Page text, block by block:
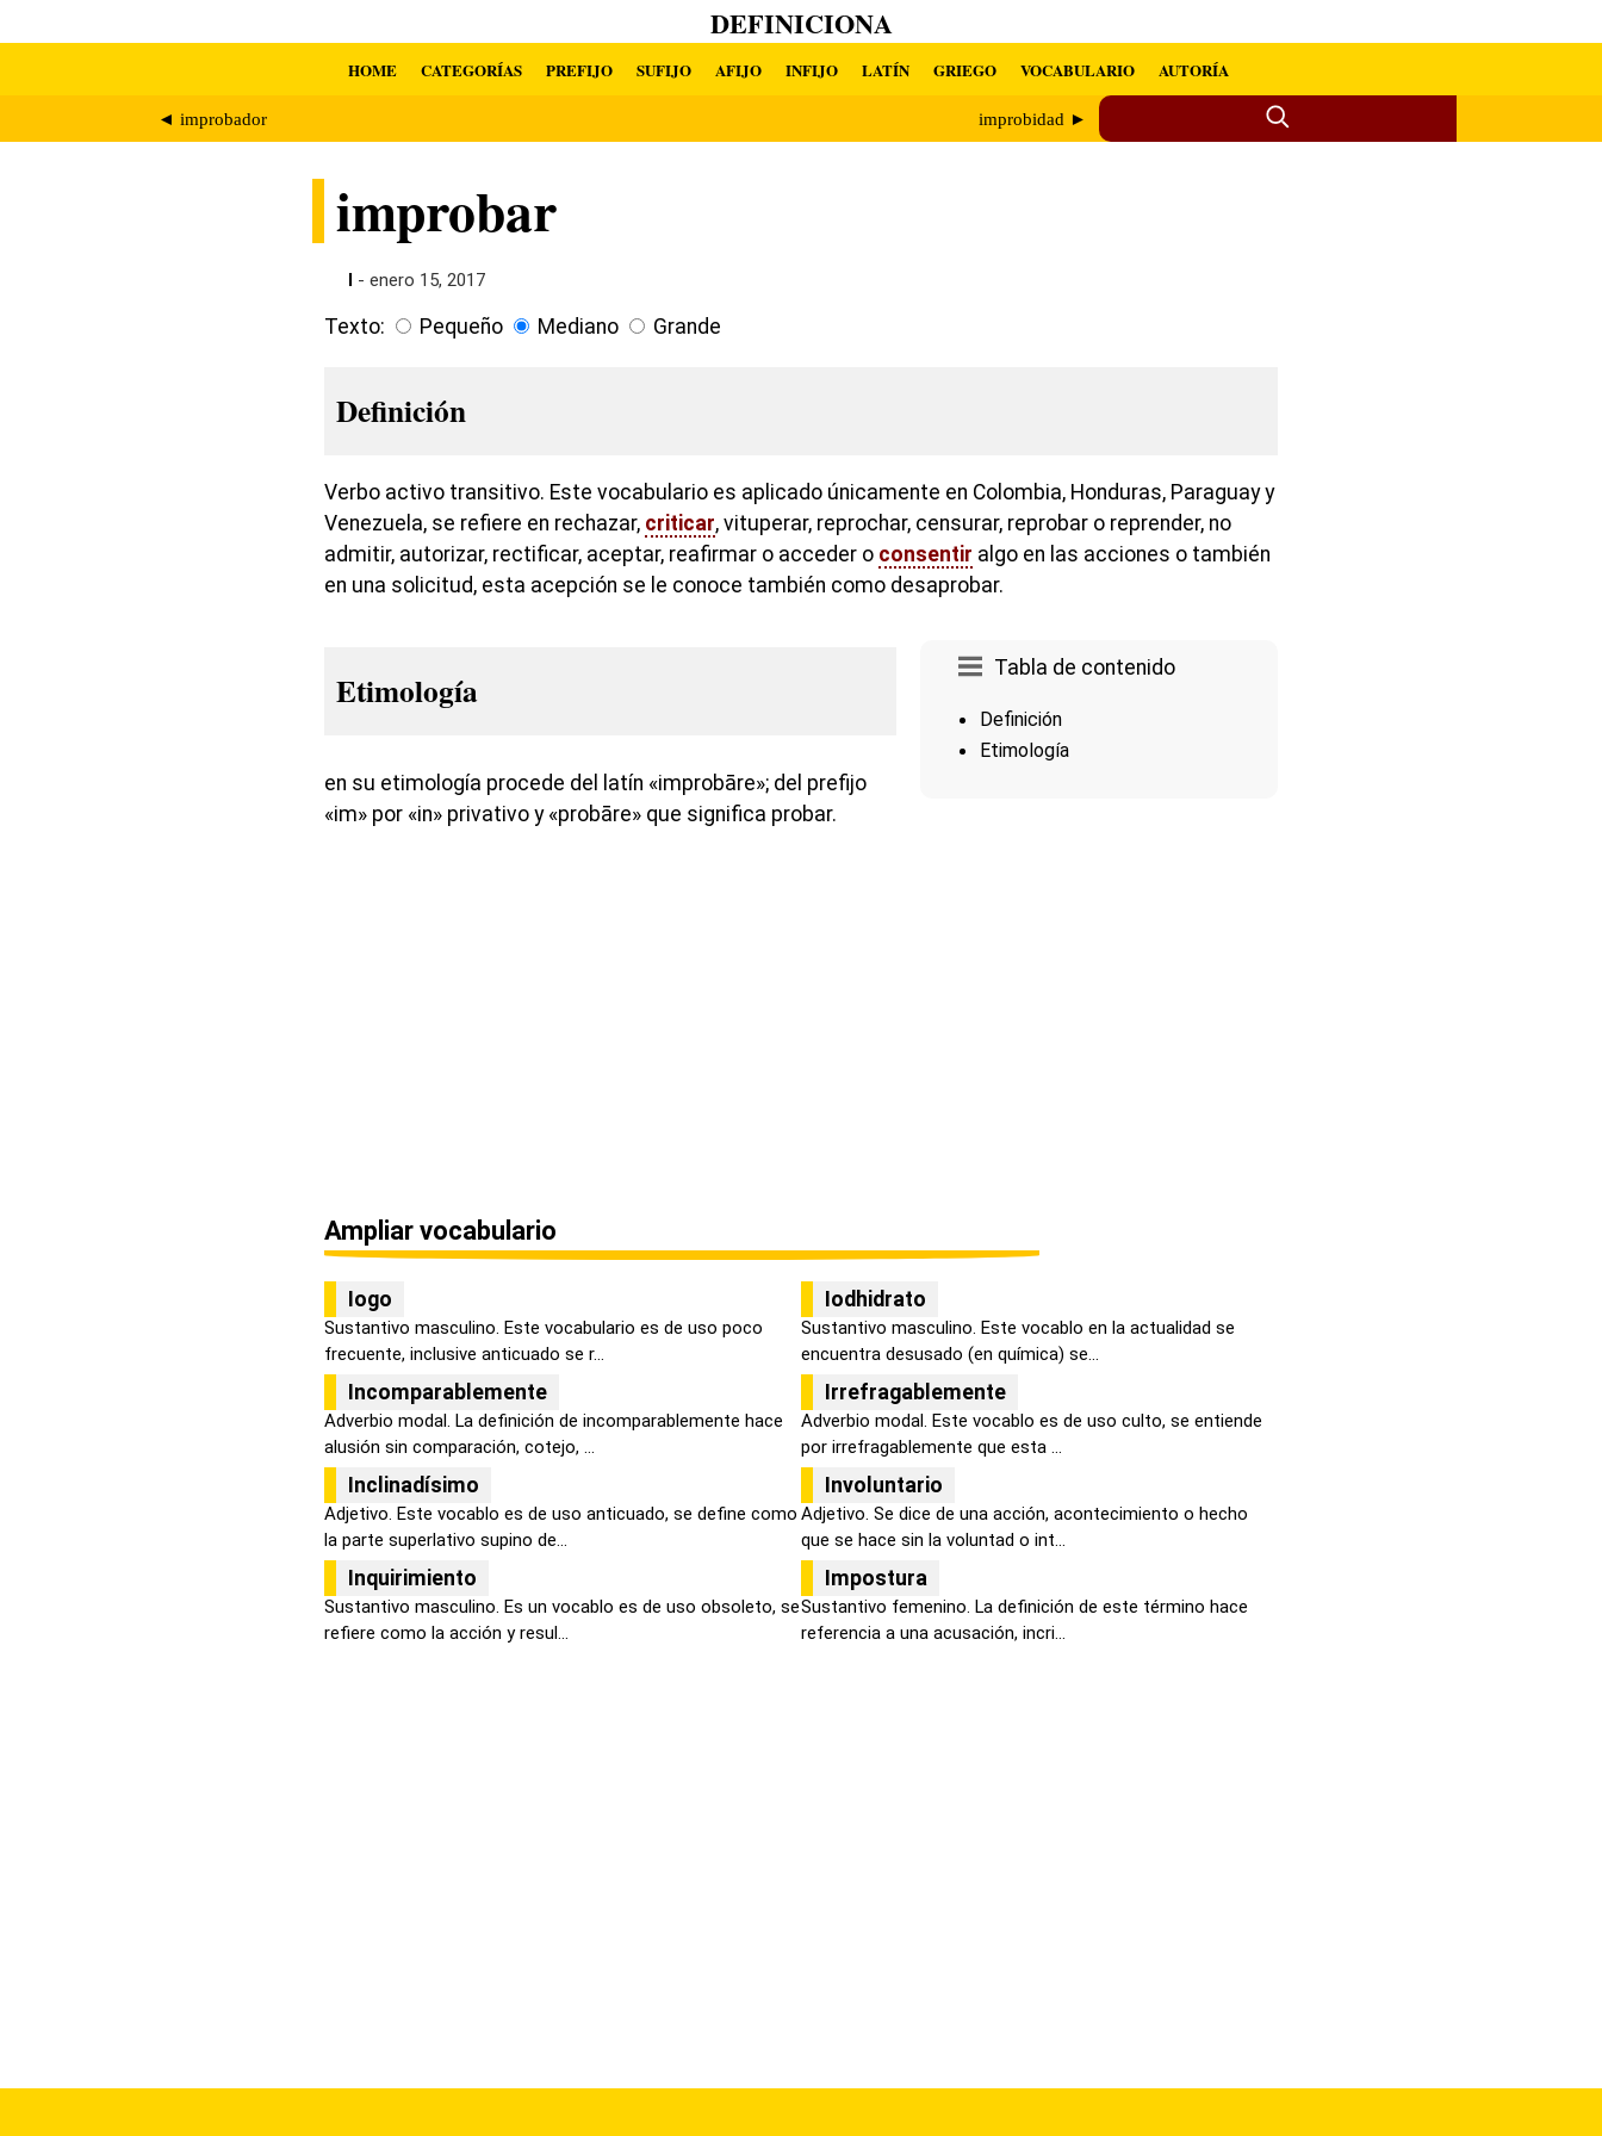
DEFINICIONA
HOME CATEGORÍAS PREFIJO SUFIJO AFIJO INFIJO LATÍN GRIEGO VOCABULARIO AUTORÍA
◄ improbador improbidad ►
improbar
- enero 15, 2017
Texto: Pequeño Mediano Grande
Definición
Verbo activo transitivo. Este vocabulario es aplicado únicamente en Colombia, Honduras, Paraguay y
Venezuela, se refiere en rechazar, criticar, vituperar, reprochar, censurar, reprobar o reprender, no
admitir, autorizar, rectificar, aceptar, reafirmar o acceder o consentir algo en las acciones o también
en una solicitud, esta acepción se le conoce también como desaprobar.
Tabla de contenido
Definición
Etimología
Etimología
en su etimología procede del latín «improbāre»; del prefijo
«im» por «in» privativo y «probāre» que significa probar.
Ampliar vocabulario
Iogo
Sustantivo masculino. Este vocabulario es de uso poco
frecuente, inclusive anticuado se r...
Iodhidrato
Sustantivo masculino. Este vocablo en la actualidad se
encuentra desusado (en química) se...
Incomparablemente
Adverbio modal. La definición de incomparablemente hace
alusión sin comparación, cotejo, ...
Irrefragablemente
Adverbio modal. Este vocablo es de uso culto, se entiende
por irrefragablemente que esta ...
Inclinadísimo
Adjetivo. Este vocablo es de uso anticuado, se define como
la parte superlativo supino de...
Involuntario
Adjetivo. Se dice de una acción, acontecimiento o hecho
que se hace sin la voluntad o int...
Inquirimiento
Sustantivo masculino. Es un vocablo es de uso obsoleto, se
refiere como la acción y resul...
Impostura
Sustantivo femenino. La definición de este término hace
referencia a una acusación, incri...